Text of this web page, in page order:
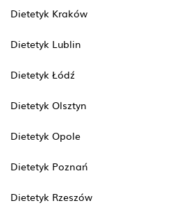
Dietetyk Kraków
Dietetyk Lublin
Dietetyk Łódź
Dietetyk Olsztyn
Dietetyk Opole
Dietetyk Poznań
Dietetyk Rzeszów